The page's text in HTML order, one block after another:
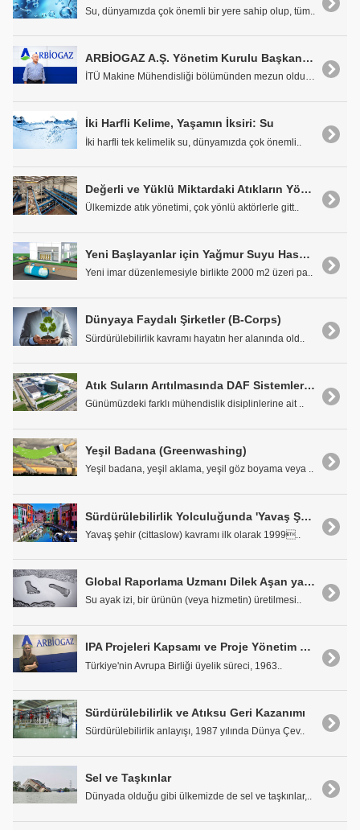
Su, dünyamızda çok önemli bir yere sahip olup, tüm..
ARBİOGAZ A.Ş. Yönetim Kurulu Başkanı Mehmet İzolluoğlu: İklim Krizi ve Sürdürülebilir Çevre
İTÜ Makine Mühendisliği bölümünden mezun olduktan ..
İki Harfli Kelime, Yaşamın İksiri: Su
İki harfli tek kelimelik su, dünyamızda çok önemli..
Değerli ve Yüklü Miktardaki Atıkların Yönetiminde Karşılaşılan Sorunlar ve Çözüm Önerileri
Ülkemizde atık yönetimi, çok yönlü aktörlerle gitt..
Yeni Başlayanlar için Yağmur Suyu Hasadı
Yeni imar düzenlemesiyle birlikte 2000 m2 üzeri pa..
Dünyaya Faydalı Şirketler (B-Corps)
Sürdürülebilirlik kavramı hayatın her alanında old..
Atık Suların Arıtılmasında DAF Sistemlerinin Önemi ve Enerji Verimliliği
Günümüzdeki farklı mühendislik disiplinlerine ait ..
Yeşil Badana (Greenwashing)
Yeşil badana, yeşil aklama, yeşil göz boyama veya ..
Sürdürülebilirlik Yolculuğunda 'Yavaş Şehir'ler (Cittaslow)
Yavaş şehir (cittaslow) kavramı ilk olarak 1999..
Global Raporlama Uzmanı Dilek Aşan yazdı: Su Ayak İzi
Su ayak izi, bir ürünün (veya hizmetin) üretilmesi..
IPA Projeleri Kapsamı ve Proje Yönetim Süreçleri
Türkiye'nin Avrupa Birliği üyelik süreci, 1963..
Sürdürülebilirlik ve Atıksu Geri Kazanımı
Sürdürülebilirlik anlayışı, 1987 yılında Dünya Çev..
Sel ve Taşkınlar
Dünyada olduğu gibi ülkemizde de sel ve taşkınlar,..